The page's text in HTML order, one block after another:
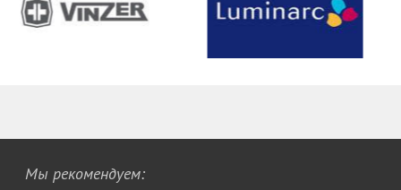
Мы рекомендуем: